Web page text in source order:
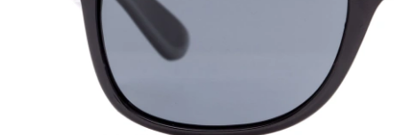
40 mm
Výška očnice
53 mm
Šírka očnice
Šírka